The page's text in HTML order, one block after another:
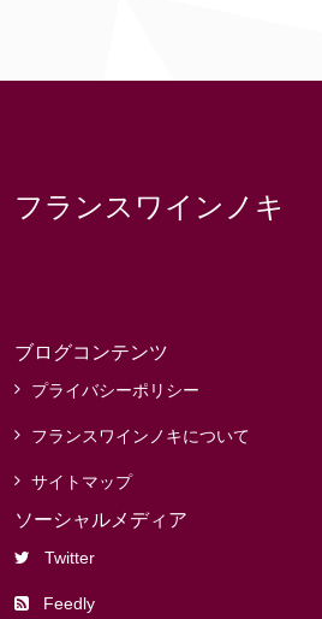
フランスワインノキ
ブログコンテンツ
プライバシーポリシー
フランスワインノキについて
サイトマップ
ソーシャルメディア
Twitter
Feedly